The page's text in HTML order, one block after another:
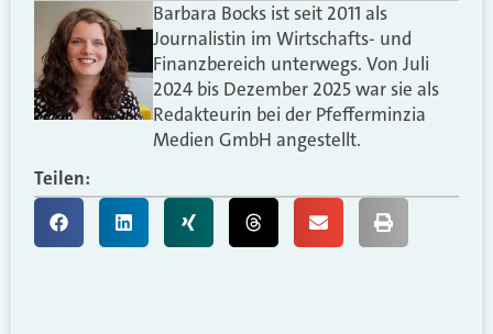
Barbara Bocks ist seit 2011 als
Journalistin im Wirtschafts- und
Finanzbereich unterwegs. Von Juli
2024 bis Dezember 2025 war sie als
Redakteurin bei der Pfefferminzia
Medien GmbH angestellt.
Teilen: